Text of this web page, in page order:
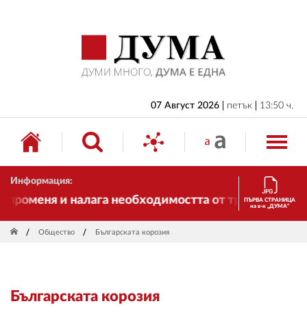
07 Август 2026 петък 13:50 ч.
Информация:
и налага необходимостта от
ПЪРВА СТРАНИЦА
на в-к „ДУМА“
Общество Българската корозия
Българската корозия
БЪЛГАРИЯ
ИКОНОМИКА
ИЗБОРИ
СВЯТ
ДРУГИ